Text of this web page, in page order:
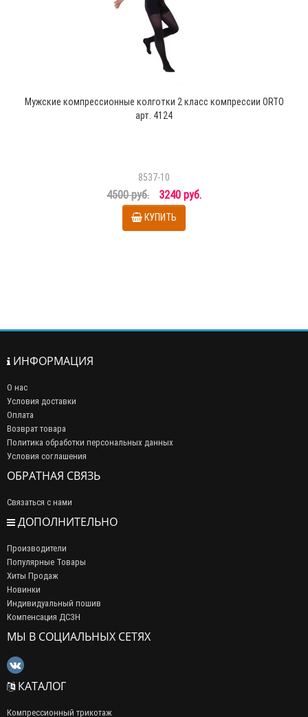
Мужские компрессионные колготки 2 класс компрессии ORTO
арт. 4124
8537-10
4500 руб. 3240 руб.
КУПИТЬ
ИНФОРМАЦИЯ
О нас
Условия доставки
Оплата
Возврат товара
Политика обработки персональных данных
Условия соглашения
ОБРАТНАЯ СВЯЗЬ
Связаться с нами
ДОПОЛНИТЕЛЬНО
Производители
Популярные Товары
Хиты Продаж
Новинки
Индивидуальный пошив
Компенсация ДСЗН
МЫ В СОЦИАЛЬНЫХ СЕТЯХ
КАТАЛОГ
Компрессионный трикотаж